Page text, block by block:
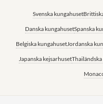
Svenska kungahuset
Danska kungahusetSpanska
Belgiska kungahusetJordanska
Japanska kejsarhuset